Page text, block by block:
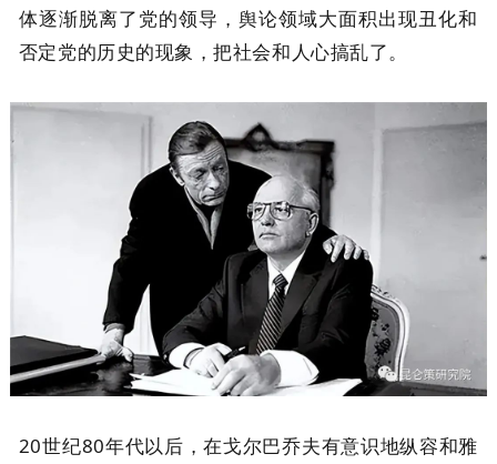
体逐渐脱离了党的领导，舆论领域大面积出现丑化和
否定党的历史的现象，把社会和人心搞乱了。
20世纪80年代以后，在戈尔巴乔夫有意识地纵容和雅